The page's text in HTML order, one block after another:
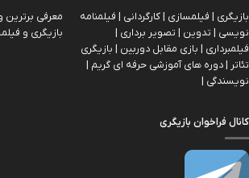
بازیگری | فیلمسازی | کارگردانی | فیلمنامه
نویسی | تدوین | تصویر برداری |
فیلمبرداری | بازی مقابل دوربین | بازیگري
تئاتر | دوره های آموزشی حرفه ای گریم |
نویسندگی |
معرفی برترین
بازیگری و
کانال فراخوان بازیگری